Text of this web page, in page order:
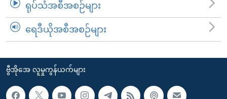
ရုပ်သံအစီအစဉ်များ
ရေဒီယိုအစီအစဉ်များ
ဗွီအိုအေ လူမှုကွန်ယက်များ